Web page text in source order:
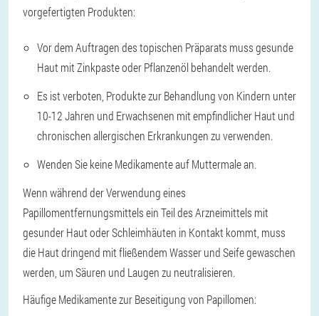
vorgefertigten Produkten:
Vor dem Auftragen des topischen Präparats muss gesunde
Haut mit Zinkpaste oder Pflanzenöl behandelt werden.
Es ist verboten, Produkte zur Behandlung von Kindern unter
10-12 Jahren und Erwachsenen mit empfindlicher Haut und
chronischen allergischen Erkrankungen zu verwenden.
Wenden Sie keine Medikamente auf Muttermale an.
Wenn während der Verwendung eines
Papillomentfernungsmittels ein Teil des Arzneimittels mit
gesunder Haut oder Schleimhäuten in Kontakt kommt, muss
die Haut dringend mit fließendem Wasser und Seife gewaschen
werden, um Säuren und Laugen zu neutralisieren.
Häufige Medikamente zur Beseitigung von Papillomen: